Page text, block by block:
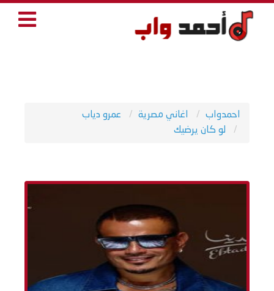
احمدواب اغاني مصرية
عمرو دياب
لو كان يرضيك